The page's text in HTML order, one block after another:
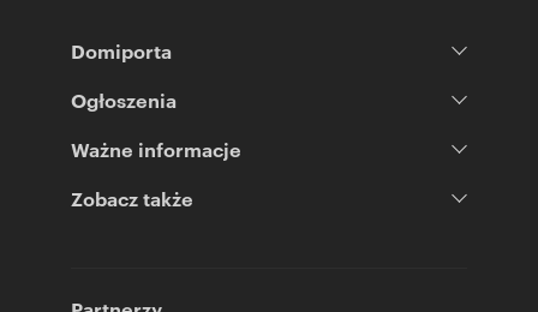
Domiporta
Ogłoszenia
Ważne informacje
Zobacz także